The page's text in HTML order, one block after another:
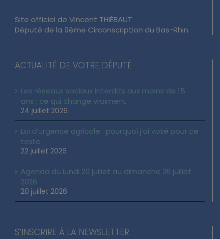
Site officiel de Vincent THIÉBAUT
Député de la 9ème Circonscription du Bas-Rhin.
ACTUALITÉ DE VOTRE DÉPUTÉ
Les réseaux sociaux interdits aux moins de 15
ans : ce qui change vraiment
24 juillet 2026
Loi d’urgence agricole : pourquoi j’ai voté pour ce
texte
22 juillet 2026
Agenda du lundi 20 juillet au dimanche 26 juillet
2026
20 juillet 2026
S’INSCRIRE À LA NEWSLETTER